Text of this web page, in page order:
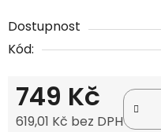
Dostupnost
Kód:
749 Kč
619,01 Kč bez DPH